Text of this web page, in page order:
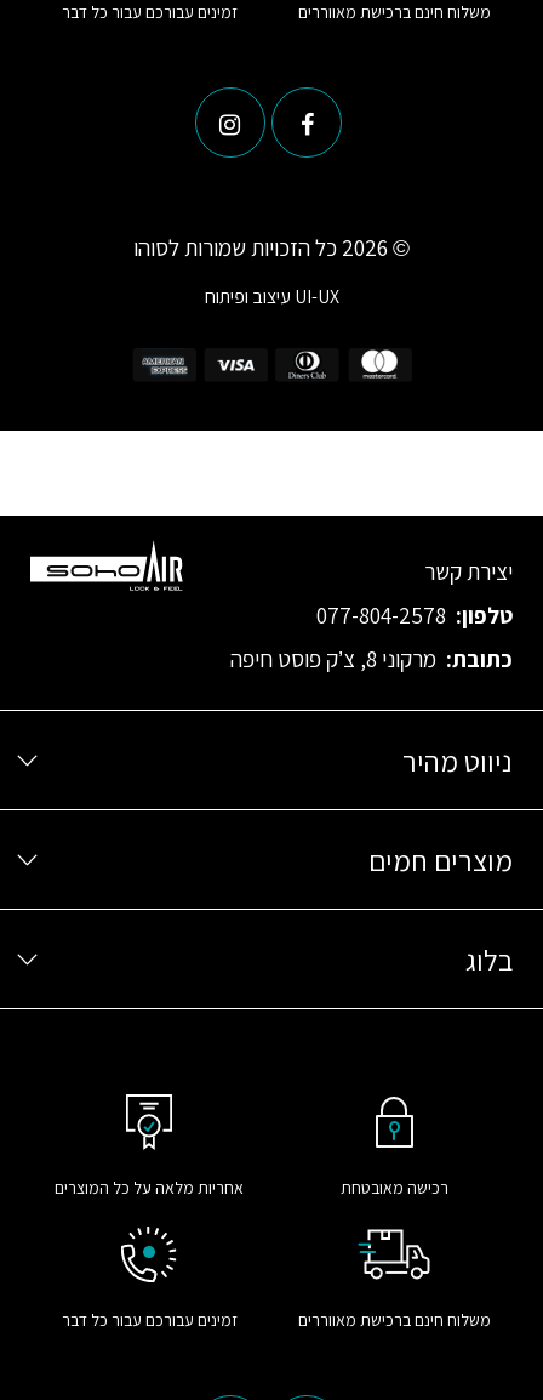
משלוח חינם ברכישת מאווררים זמינים עבורכם עבור כל דבר
© 2026 כל הזכויות שמורות לסוהו
UI-UX עיצוב ופיתוח
יצירת קשר
טלפון: 077-804-2578
כתובת: מרקוני 8, צ’ק פוסט חיפה
ניווט מהיר
מוצרים חמים
בלוג
רכישה מאובטחת אחריות מלאה על כל המוצרים
משלוח חינם ברכישת מאווררים זמינים עבורכם עבור כל דבר